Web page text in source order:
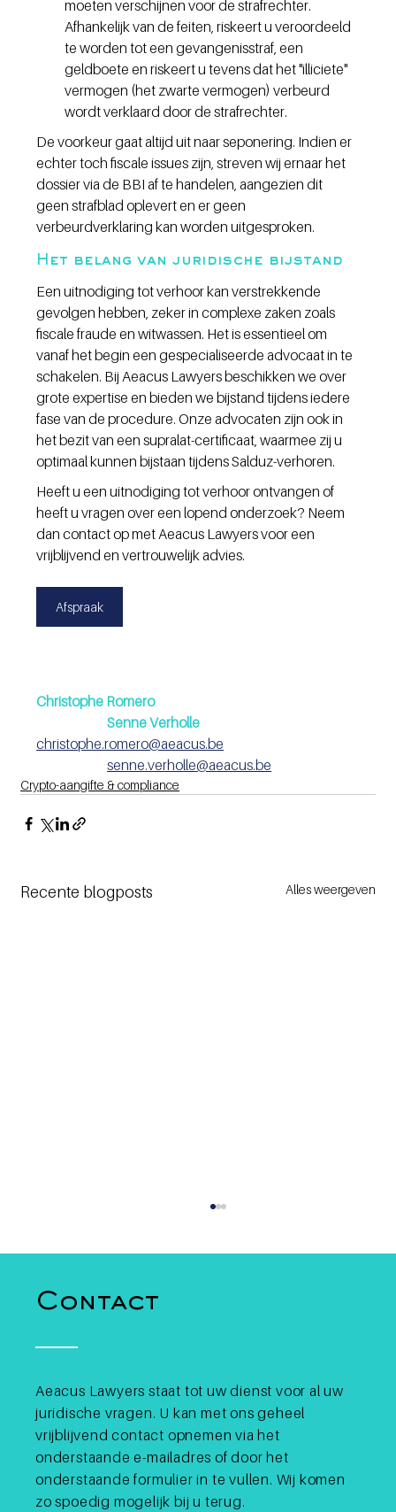
moeten verschijnen voor de strafrechter.
Afhankelijk van de feiten, riskeert u veroordeeld
te worden tot een gevangenisstraf, een
geldboete en riskeert u tevens dat het "illiciete"
vermogen (het zwarte vermogen) verbeurd
wordt verklaard door de strafrechter.
De voorkeur gaat altijd uit naar seponering. Indien er
echter toch fiscale issues zijn, streven wij ernaar het
dossier via de BBI af te handelen, aangezien dit
geen strafblad oplevert en er geen
verbeurdverklaring kan worden uitgesproken.
Het belang van juridische bijstand
Een uitnodiging tot verhoor kan verstrekkende
gevolgen hebben, zeker in complexe zaken zoals
fiscale fraude en witwassen. Het is essentieel om
vanaf het begin een gespecialiseerde advocaat in te
schakelen. Bij Aeacus Lawyers beschikken we over
grote expertise en bieden we bijstand tijdens iedere
fase van de procedure. Onze advocaten zijn ook in
het bezit van een supralat-certificaat, waarmee zij u
optimaal kunnen bijstaan tijdens Salduz-verhoren.
Heeft u een uitnodiging tot verhoor ontvangen of
heeft u vragen over een lopend onderzoek? Neem
dan contact op met Aeacus Lawyers voor een
vrijblijvend en vertrouwelijk advies.
Afspraak
Christophe Romero
Senne Verholle
christophe.romero@aeacus.be
senne.verholle@aeacus.be
Crypto-aangifte & compliance
Recente blogposts Alles weergeven
Dac8: België krijgt inzage in
uw cryptotransacties
Contact
Aeacus Lawyers staat tot uw dienst voor al uw
juridische vragen. U kan met ons geheel
vrijblijvend contact opnemen via het
onderstaande e-mailadres of door het
onderstaande formulier in te vullen. Wij komen
zo spoedig mogelijk bij u terug.